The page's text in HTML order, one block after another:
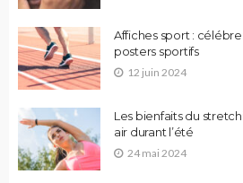
Affiches sport :
posters sportifs
12 juin 2024
Les bienfaits du
air durant l’été
24 mai 2024